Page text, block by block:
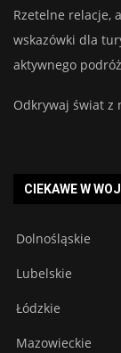
Rzetelne relacje,
wskazówki dla
aktywnego
Odkrywaj świat z
CIEKAWE W
Dolnośląskie
Lubelskie
Łódzkie
Mazowieckie